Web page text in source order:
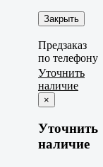
Закрыть
Предзаказ
по телефону
Уточнить
наличие
×
Уточнить
наличие